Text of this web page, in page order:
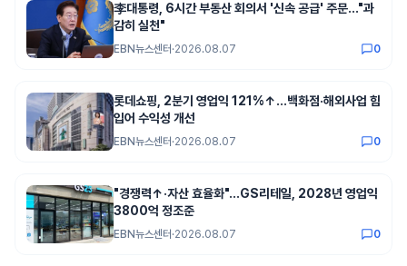
李대통령, 6시간 부동산 회의서 '신속 공급' 주문…"과
감히 실천"
EBN뉴스센터 ·2026.08.07 0
롯데쇼핑, 2분기 영업익 121%↑...백화점·해외사업 힘
입어 수익성 개선
EBN뉴스센터 ·2026.08.07 0
"경쟁력↑·자산 효율화"...GS리테일, 2028년 영업익
3800억 정조준
EBN뉴스센터 ·2026.08.07 0